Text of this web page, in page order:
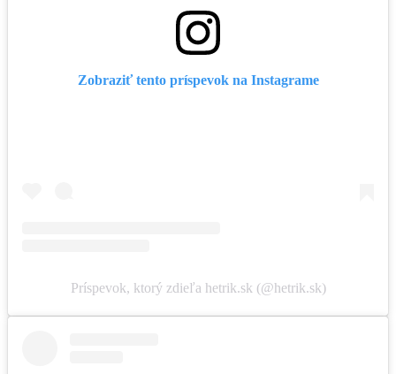
Zobraziť tento príspevok na Instagrame
Príspevok, ktorý zdieľa hetrik.sk (@hetrik.sk)